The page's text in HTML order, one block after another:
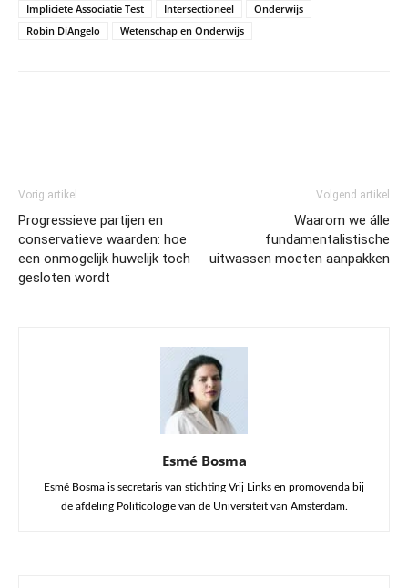
Impliciete Associatie Test
Intersectioneel
Onderwijs
Robin DiAngelo
Wetenschap en Onderwijs
Vorig artikel
Progressieve partijen en
conservatieve waarden: hoe
een onmogelijk huwelijk toch
gesloten wordt
Volgend artikel
Waarom we álle
fundamentalistische
uitwassen moeten aanpakken
Esmé Bosma
Esmé Bosma is secretaris van stichting Vrij Links en promovenda bij
de afdeling Politicologie van de Universiteit van Amsterdam.